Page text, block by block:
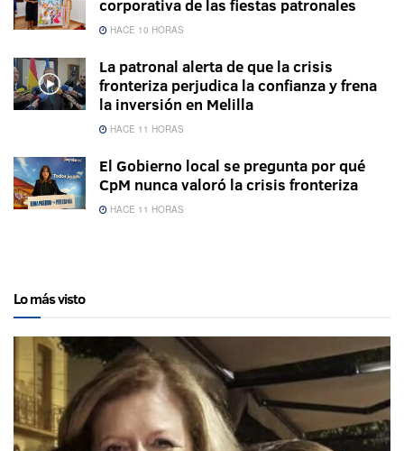
corporativa de las fiestas patronales
HACE 10 HORAS
La patronal alerta de que la crisis
fronteriza perjudica la confianza y frena
la inversión en Melilla
HACE 11 HORAS
El Gobierno local se pregunta por qué
CpM nunca valoró la crisis fronteriza
HACE 11 HORAS
Lo más visto